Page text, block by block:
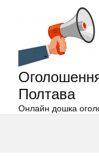
Полтава
Онлайн дошка